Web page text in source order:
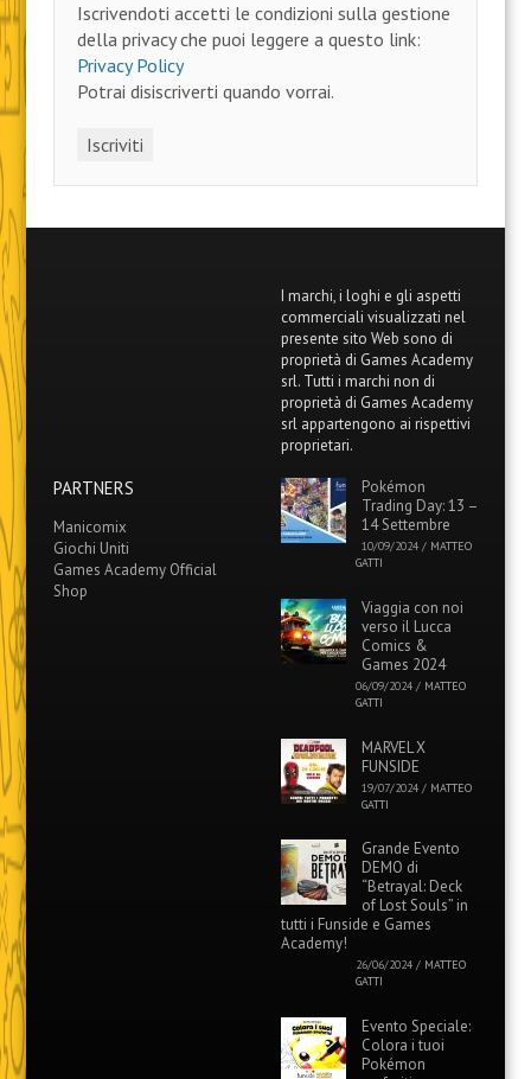
Iscrivendoti accetti le condizioni sulla gestione
della privacy che puoi leggere a questo link:
Privacy Policy
Potrai disiscriverti quando vorrai.
I marchi, i loghi e gli aspetti
commerciali visualizzati nel
presente sito Web sono di
proprietà di Games Academy
srl. Tutti i marchi non di
proprietà di Games Academy
srl appartengono ai rispettivi
proprietari.
PARTNERS
Manicomix
Giochi Uniti
Games Academy Official
Shop
Pokémon
Trading Day: 13 –
14 Settembre
10/09/2024 / MATTEO
GATTI
Viaggia con noi
verso il Lucca
Comics &
Games 2024
06/09/2024 / MATTEO
GATTI
MARVEL X
FUNSIDE
19/07/2024 / MATTEO
GATTI
Grande Evento
DEMO di
“Betrayal: Deck
of Lost Souls” in
tutti i Funside e Games
Academy!
26/06/2024 / MATTEO
GATTI
Evento Speciale:
Colora i tuoi
Pokémon